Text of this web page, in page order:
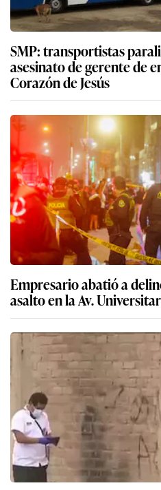
SMP: transportistas
asesinato de gerente de
Corazón de Jesús
Empresario abatió a
asalto en la Av.